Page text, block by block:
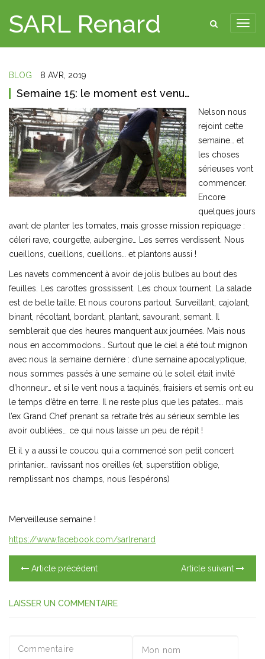
SARL Renard
BLOG 8 AVR, 2019
Semaine 15: le moment est venu…
Nelson nous
rejoint cette
semaine… et
les choses
sérieuses vont
commencer.
Encore
quelques jours
avant de planter les tomates, mais grosse mission repiquage :
céleri rave, courgette, aubergine… Les serres verdissent. Nous
cueillons, cueillons, cueillons… et plantons aussi !
Les navets commencent à avoir de jolis bulbes au bout des
feuilles. Les carottes grossissent. Les choux tournent. La salade
est de belle taille. Et nous courons partout. Surveillant, cajolant,
binant, récoltant, bordant, plantant, savourant, semant. Il
semblerait que des heures manquent aux journées. Mais nous
nous en accommodons… Surtout que le ciel a été tout mignon
avec nous la semaine dernière : d’une semaine apocalyptique,
nous sommes passés à une semaine où le soleil était invité
d’honneur… et si le vent nous a taquinés, fraisiers et semis ont eu
le temps d’être en terre. Il ne reste plus que les patates… mais
l’ex Grand Chef prenant sa retraite très au sérieux semble les
avoir oubliées… ce qui nous laisse un peu de répit !
Et il y a aussi le coucou qui a commencé son petit concert
printanier… ravissant nos oreilles (et, superstition oblige,
remplissant nos champs, nous l’espérons)
Merveilleuse semaine !
https://www.facebook.com/sarlrenard
Article précédent Article suivant
LAISSER UN COMMENTAIRE